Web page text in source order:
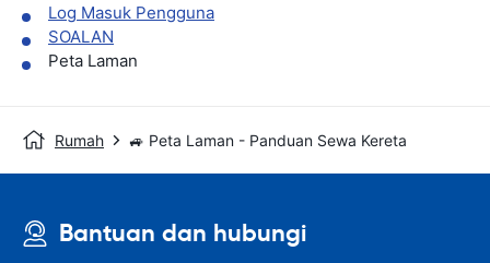
Log Masuk Pengguna
SOALAN
Peta Laman
Rumah 🚙 Peta Laman - Panduan Sewa Kereta
Bantuan dan hubungi